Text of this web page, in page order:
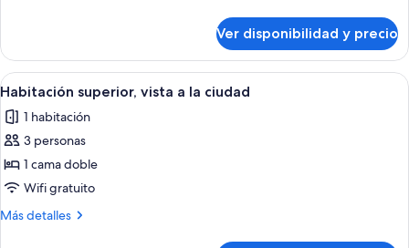
para
o
mar)
ejecutiva
(Vista
Panorâmica
o
mar)
Ver disponibilidad y precio
Ver
todas
las
fotos
de
Habitación
superior,
Habitación de hotel con cama,
3
Habitación superior, vista a la ciudad
1 habitación
3 personas
1 cama doble
Wifi gratuito
Más detalles
Más